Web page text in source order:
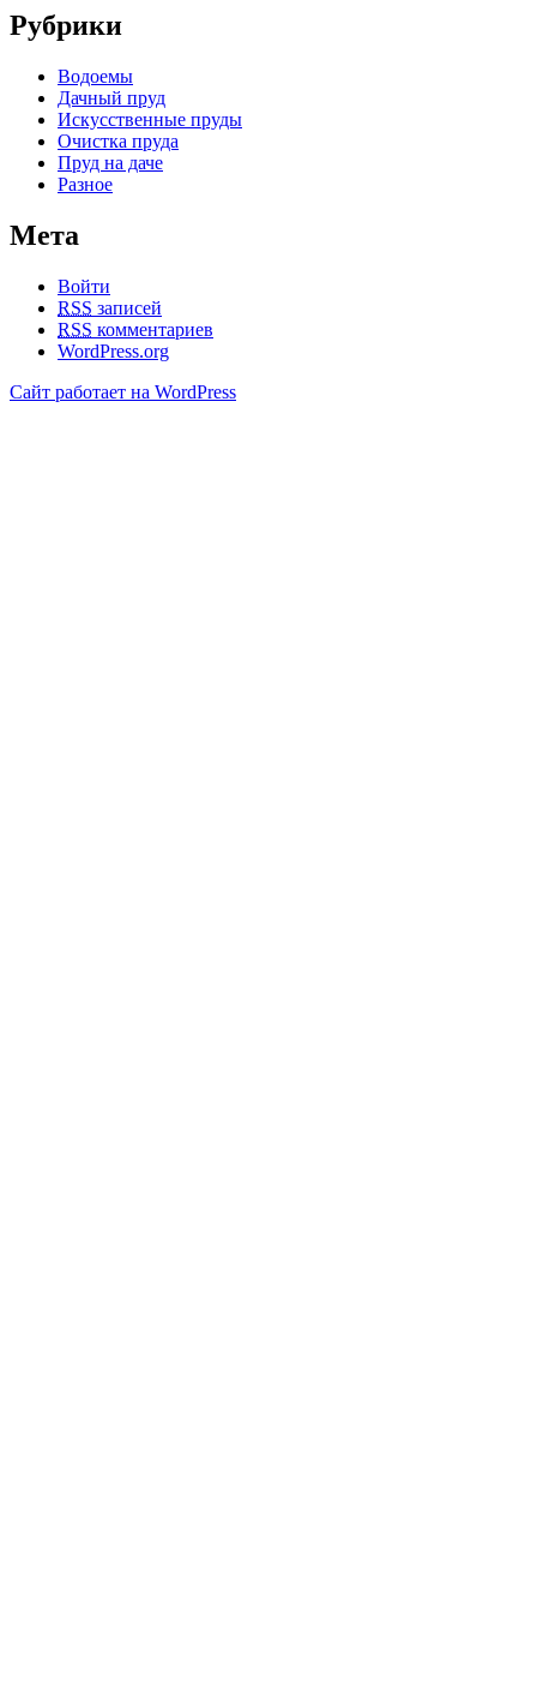
Рубрики
Водоемы
Дачный пруд
Искусственные пруды
Очистка пруда
Пруд на даче
Разное
Мета
Войти
RSS записей
RSS комментариев
WordPress.org
Сайт работает на WordPress